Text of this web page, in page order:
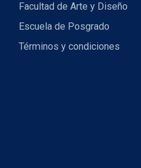
Facultad de Arte y Diseño
Escuela de Posgrado
Términos y condiciones